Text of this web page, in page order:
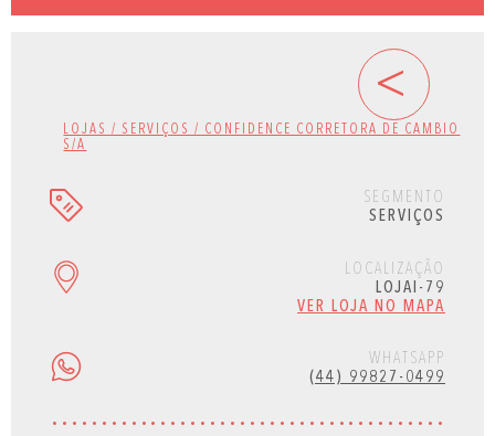
LOJAS / SERVIÇOS / CONFIDENCE CORRETORA DE CAMBIO
S/A
<
SEGMENTO
SERVIÇOS
LOCALIZAÇÃO
LOJAI-79
VER LOJA NO MAPA
WHATSAPP
(44) 99827-0499